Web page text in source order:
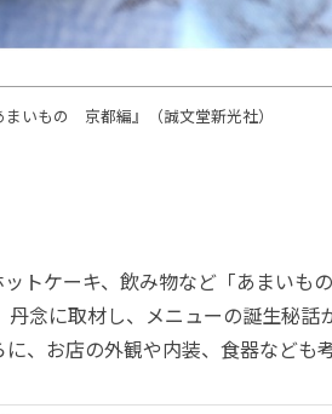
いもの 京都編』（誠文堂新光社）
トケーキ、飲み物など「あまいも
念に取材し、メニューの誕生秘話
、お店の外観や内装、食器なども